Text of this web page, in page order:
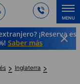
MENU
¡Reserva
Saber más
Inglaterra